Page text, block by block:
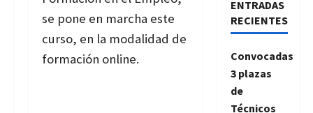
se pone en marcha este
curso, en la modalidad de
formación online.
ENTRADAS
RECIENTES
Convocadas
3 plazas
de
Técnicos